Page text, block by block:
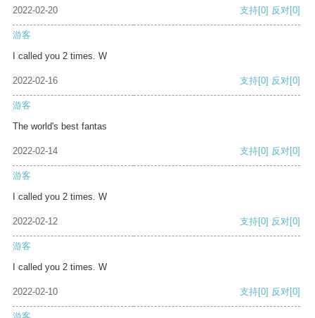
2022-02-20 支持[0] 反对[0]
游客
I called you 2 times. W
2022-02-16 支持[0] 反对[0]
游客
The world's best fantas
2022-02-14 支持[0] 反对[0]
游客
I called you 2 times. W
2022-02-12 支持[0] 反对[0]
游客
I called you 2 times. W
2022-02-10 支持[0] 反对[0]